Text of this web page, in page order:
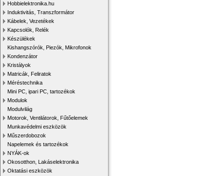
Hobbielektronika.hu
Induktivitás, Transzformátor
Kábelek, Vezetékek
Kapcsolók, Relék
Készülékek
Kishangszórók, Piezók, Mikrofonok
Kondenzátor
Kristályok
Matricák, Feliratok
Méréstechnika
Mini PC, ipari PC, tartozékok
Modulok
Modulvilág
Motorok, Ventilátorok, Fűtőelemek
Munkavédelmi eszközök
Műszerdobozok
Napelemek és tartozékok
NYÁK-ok
Okosotthon, Lakáselektronika
Oktatási eszközök